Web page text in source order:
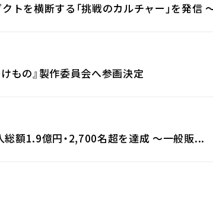
トを横断する「挑戦のカルチャー」を発信
もの』製作委員会へ参画決定
総額1.9億円・2,700名超を達成 ～一般販...